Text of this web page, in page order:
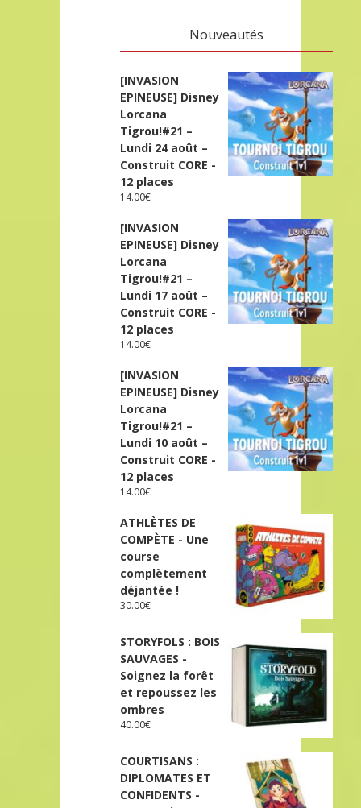
Nouveautés
[INVASION
EPINEUSE] Disney
Lorcana
Tigrou!#21 –
Lundi 24 août –
Construit CORE -
12 places
14.00€
[INVASION
EPINEUSE] Disney
Lorcana
Tigrou!#21 –
Lundi 17 août –
Construit CORE -
12 places
14.00€
[INVASION
EPINEUSE] Disney
Lorcana
Tigrou!#21 –
Lundi 10 août –
Construit CORE -
12 places
14.00€
ATHLÈTES DE
COMPÈTE - Une
course
complètement
déjantée !
30.00€
STORYFOLS : BOIS
SAUVAGES -
Soignez la forêt
et repoussez les
ombres
40.00€
COURTISANS :
DIPLOMATES ET
CONFIDENTS -